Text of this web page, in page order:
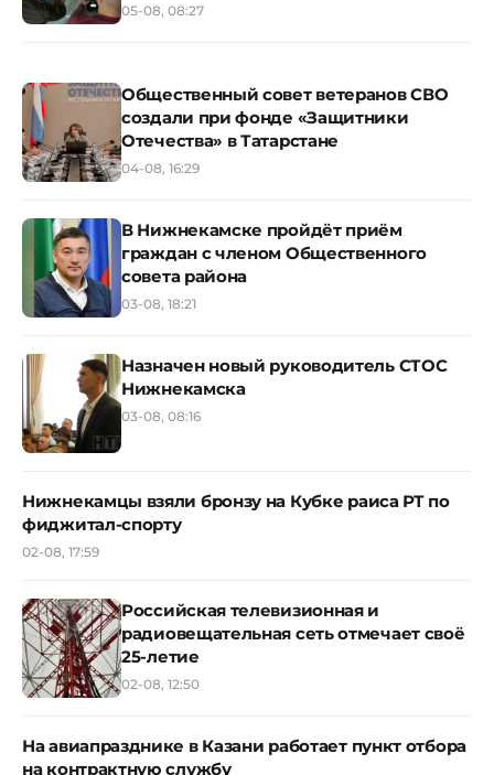
05-08, 08:27
Общественный совет ветеранов СВО
создали при фонде «Защитники
Отечества» в Татарстане
04-08, 16:29
В Нижнекамске пройдёт приём
граждан с членом Общественного
совета района
03-08, 18:21
Назначен новый руководитель СТОС
Нижнекамска
03-08, 08:16
Нижнекамцы взяли бронзу на Кубке раиса РТ по
фиджитал-спорту
02-08, 17:59
Российская телевизионная и
радиовещательная сеть отмечает своё
25-летие
02-08, 12:50
На авиапразднике в Казани работает пункт отбора
на контрактную службу